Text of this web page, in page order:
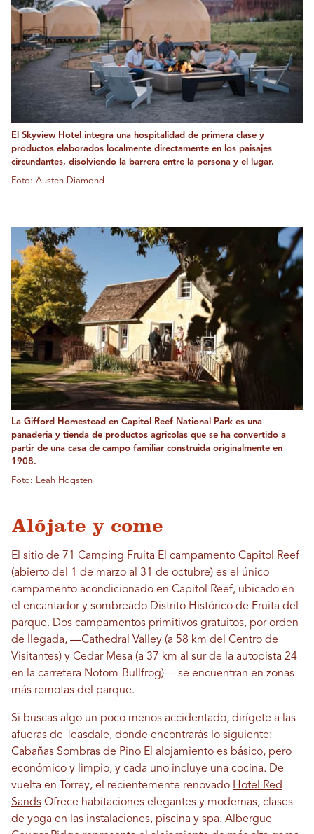
El Skyview Hotel integra una hospitalidad de primera clase y
productos elaborados localmente directamente en los paisajes
circundantes, disolviendo la barrera entre la persona y el lugar.
Foto: Austen Diamond
La Gifford Homestead en Capitol Reef National Park es una
panadería y tienda de productos agrícolas que se ha convertido a
partir de una casa de campo familiar construida originalmente en
1908.
Foto: Leah Hogsten
Alójate y come
El sitio de 71 Camping Fruita El campamento Capitol Reef
(abierto del 1 de marzo al 31 de octubre) es el único
campamento acondicionado en Capitol Reef, ubicado en
el encantador y sombreado Distrito Histórico de Fruita del
parque. Dos campamentos primitivos gratuitos, por orden
de llegada, —Cathedral Valley (a 58 km del Centro de
Visitantes) y Cedar Mesa (a 37 km al sur de la autopista 24
en la carretera Notom-Bullfrog)— se encuentran en zonas
más remotas del parque.
Si buscas algo un poco menos accidentado, dirígete a las
afueras de Teasdale, donde encontrarás lo siguiente:
Cabañas Sombras de Pino El alojamiento es básico, pero
económico y limpio, y cada uno incluye una cocina. De
vuelta en Torrey, el recientemente renovado Hotel Red
Sands Ofrece habitaciones elegantes y modernas, clases
de yoga en las instalaciones, piscina y spa. Albergue